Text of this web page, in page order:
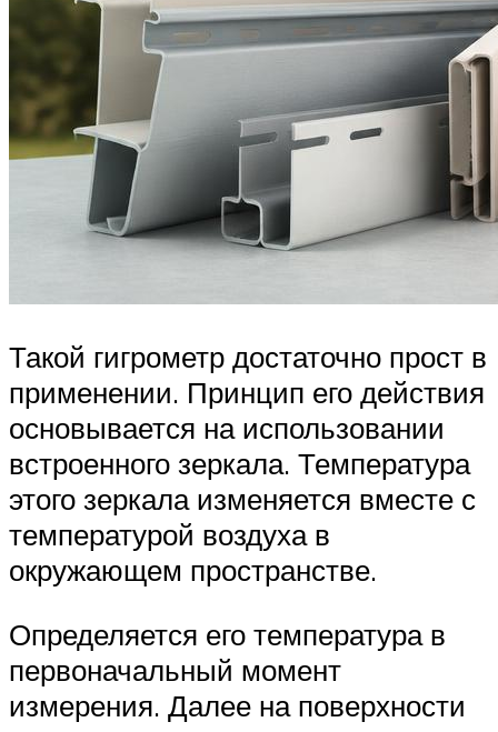
Такой гигрометр достаточно прост в
применении. Принцип его действия
основывается на использовании
встроенного зеркала. Температура
этого зеркала изменяется вместе с
температурой воздуха в
окружающем пространстве.
Определяется его температура в
первоначальный момент
измерения. Далее на поверхности